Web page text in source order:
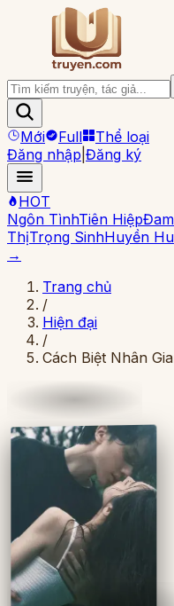
Mới Full
Thể loại
Đăng nhập Đăng ký
HOT
Ngôn TìnhTiên Hiệp
ThịTrọng SinhHuyền
→
Trang chủ
/
Hiện đại
/
Cách Biệt Nhân